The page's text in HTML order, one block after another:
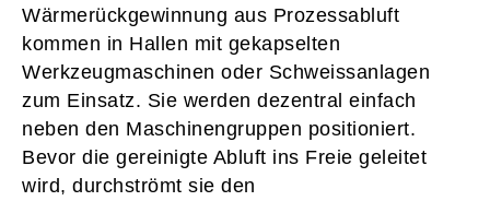
Wärmerückgewinnung aus Prozessabluft
kommen in Hallen mit gekapselten
Werkzeugmaschinen oder Schweissanlagen
zum Einsatz. Sie werden dezentral einfach
neben den Maschinengruppen positioniert.
Bevor die gereinigte Abluft ins Freie geleitet
wird, durchströmt sie den